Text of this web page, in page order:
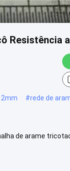
Resistência
#rede de
de arame